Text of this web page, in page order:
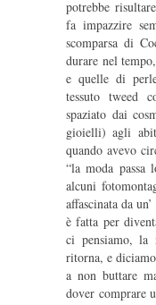
potrebbe
fa impazzire
scomparsa di
durare nel
e quelle di
tessuto tweed
spaziato dai
gioielli) agli
quando avevo
“la moda
alcuni
affascinata da
è fatta per
ci pensiamo,
ritorna, e
a non buttare
dover comprare